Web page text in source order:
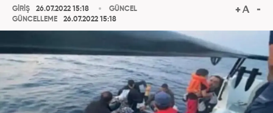
GİRİŞ
26.07.2022 15:18
GÜNCELLEME
26.07.2022 15:18
GÜNCEL